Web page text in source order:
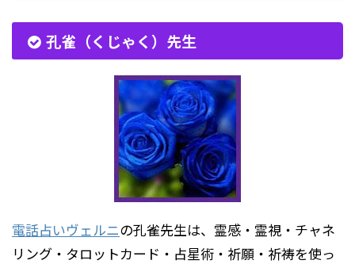
孔雀（くじゃく）先生
電話占いヴェルニの孔雀先生は、霊感・霊視・チャネ
リング・タロットカード・占星術・祈願・祈祷を使っ